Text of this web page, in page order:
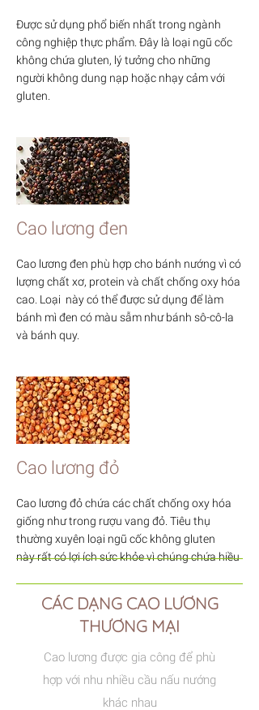
Được sử dụng phổ biến nhất trong ngành
công nghiệp thực phẩm. Đây là loại ngũ cốc
không chứa gluten, lý tưởng cho những
người không dung nạp hoặc nhạy cảm với
gluten.
Cao lương đen
Cao lương đen phù hợp cho bánh nướng vì có
lượng chất xơ, protein và chất chống oxy hóa
cao. Loại này có thể được sử dụng để làm
bánh mì đen có màu sẫm như bánh sô-cô-la
và bánh quy.
Cao lương đỏ
Cao lương đỏ chứa các chất chống oxy hóa
giống như trong rượu vang đỏ. Tiêu thụ
thường xuyên loại ngũ cốc không gluten
này rất có lợi ích sức khỏe vì chúng chứa hiều
CÁC DẠNG CAO LƯƠNG
THƯƠNG MẠI
Cao lương được gia công để phù
hợp với nhu nhiều cầu nấu nướng
khác nhau